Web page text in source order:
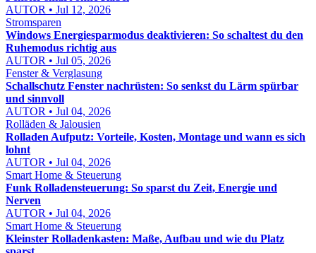
AUTOR • Jul 12, 2026
Stromsparen
Windows Energiesparmodus deaktivieren: So schaltest du den
Ruhemodus richtig aus
AUTOR • Jul 05, 2026
Fenster & Verglasung
Schallschutz Fenster nachrüsten: So senkst du Lärm spürbar
und sinnvoll
AUTOR • Jul 04, 2026
Rolläden & Jalousien
Rolladen Aufputz: Vorteile, Kosten, Montage und wann es sich
lohnt
AUTOR • Jul 04, 2026
Smart Home & Steuerung
Funk Rolladensteuerung: So sparst du Zeit, Energie und
Nerven
AUTOR • Jul 04, 2026
Smart Home & Steuerung
Kleinster Rolladenkasten: Maße, Aufbau und wie du Platz